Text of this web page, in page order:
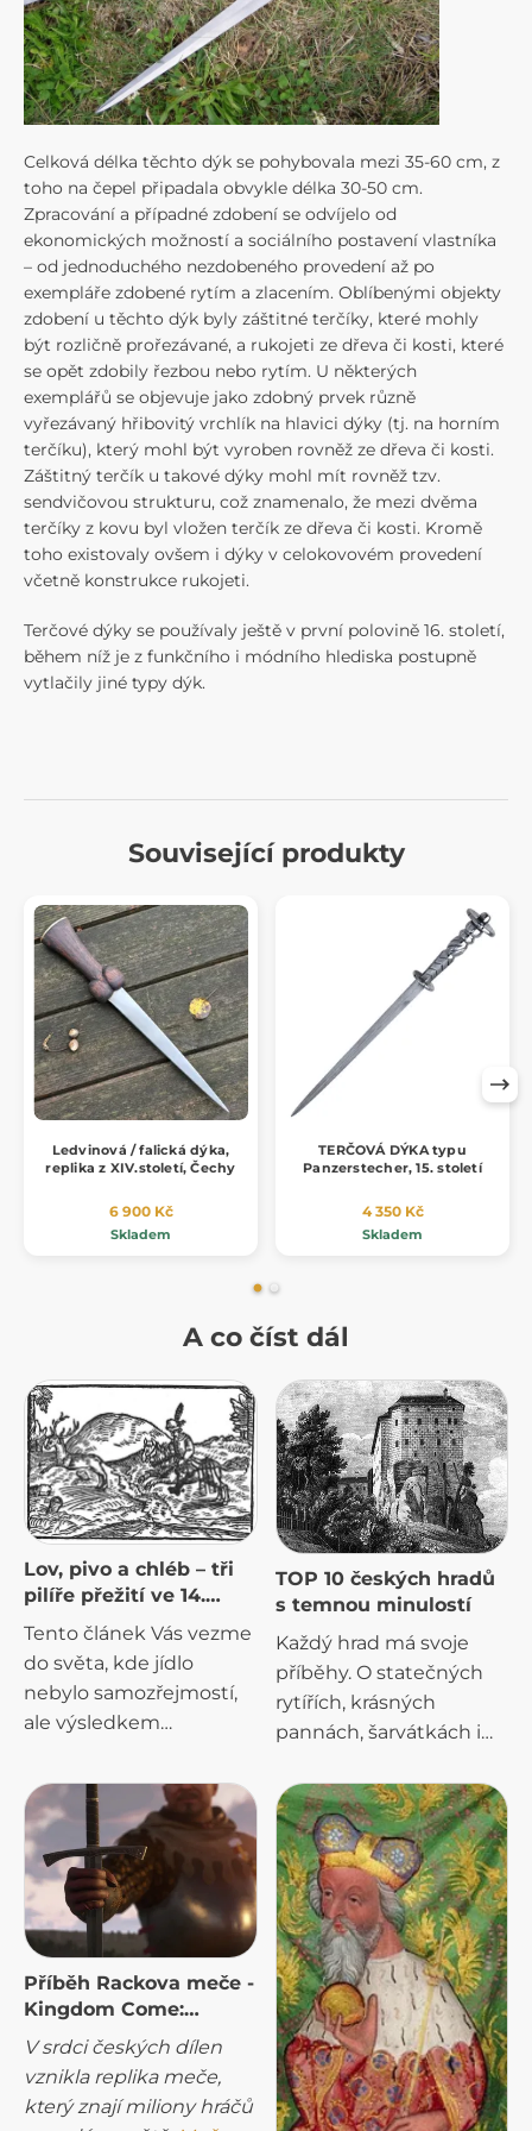
Celková délka těchto dýk se pohybovala mezi 35-60 cm, z
toho na čepel připadala obvykle délka 30-50 cm.
Zpracování a případné zdobení se odvíjelo od
ekonomických možností a sociálního postavení vlastníka
– od jednoduchého nezdobeného provedení až po
exempláře zdobené rytím a zlacením. Oblíbenými objekty
zdobení u těchto dýk byly záštitné terčíky, které mohly
být rozličně prořezávané, a rukojeti ze dřeva či kosti, které
se opět zdobily řezbou nebo rytím. U některých
exemplářů se objevuje jako zdobný prvek různě
vyřezávaný hřibovitý vrchlík na hlavici dýky (tj. na horním
terčíku), který mohl být vyroben rovněž ze dřeva či kosti.
Záštitný terčík u takové dýky mohl mít rovněž tzv.
sendvičovou strukturu, což znamenalo, že mezi dvěma
terčíky z kovu byl vložen terčík ze dřeva či kosti. Kromě
toho existovaly ovšem i dýky v celokovovém provedení
včetně konstrukce rukojeti.
Terčové dýky se používaly ještě v první polovině 16. století,
během níž je z funkčního i módního hlediska postupně
vytlačily jiné typy dýk.
Související produkty
Ledvinová / falická dýka,
replika z XIV.století, Čechy
6 900 Kč
Skladem
TERČOVÁ DÝKA typu
Panzerstecher, 15. století
4 350 Kč
Skladem
A co číst dál
Lov, pivo a chléb – tři
pilíře přežití ve 14.
století
Tento článek Vás vezme
do světa, kde jídlo
nebylo samozřejmostí,
ale výsledkem
odvahy riskovat.
Podíváme se na tři
základní pilíře
středověkého přežití:
lov, chléb a pivo. Tři věci,
které mohly
rozhodnout, jestli bude
rytíř po bitvě hodovat
nebo hladovět.
TOP 10 českých hradů
s temnou minulostí
Každý hrad má svoje
příběhy. O statečných
rytířích, krásných
pannách, šarvátkách i
pod těmi vyprávěními
často leží jiná vrstva.
Temnější. Ta, kterou se
kdysi nesmělo říkat
nahlas. Místa, kde lidé
trpěli. Umírali. Mizeli.
Příběh Rackova meče -
Kingdom Come:
Deliverance
V srdci českých dílen
vznikla replika meče,
který znají miliony hráčů